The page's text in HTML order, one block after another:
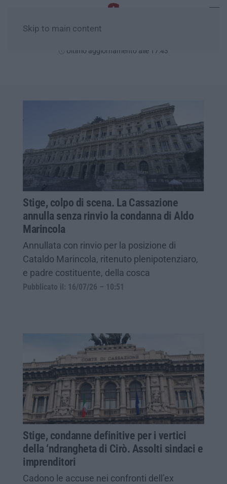
Skip to main content
Ultimo aggiornamento alle 17:43
Stige, colpo di scena. La Cassazione
annulla senza rinvio la condanna di Aldo
Marincola
Annullata con rinvio per la posizione di
Cataldo Marincola, ritenuto plenipotenziaro,
e padre costituente, della cosca
Pubblicato il: 16/07/26 – 10:51
Stige, condanne definitive per i vertici
della ‘ndrangheta di Cirò. Assolti sindaci e
imprenditori
Cadono le accuse nei confronti dell’ex